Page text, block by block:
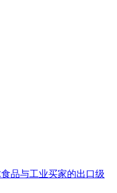
品与工业买家的出口级